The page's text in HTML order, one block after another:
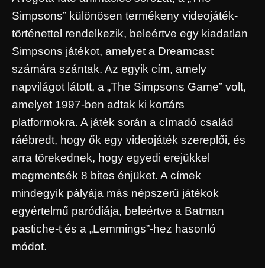
Simpsons” különösen termékeny videojáték-
történettel rendelkezik, beleértve egy kiadatlan
Simpsons játékot, amelyet a Dreamcast
számára szántak. Az egyik cím, amely
napvilágot látott, a „The Simpsons Game” volt,
amelyet 1997-ben adtak ki kortárs
platformokra. A játék során a címadó család
ráébredt, hogy ők egy videojáték szereplői, és
arra törekednek, hogy egyedi erejükkel
megmentsék 8 bites énjüket. A címek
mindegyik pályája más népszerű játékok
egyértelmű paródiája, beleértve a Batman
pastiche-t és a „Lemmings”-hez hasonló
módot.